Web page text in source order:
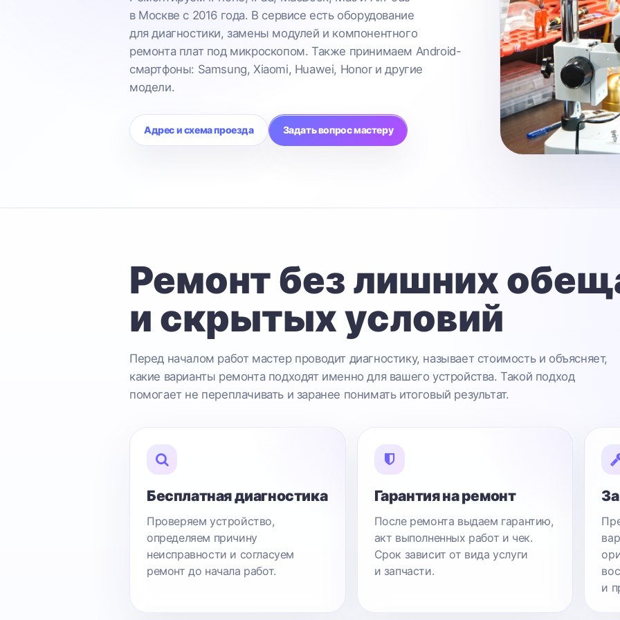
в Москве с 2016 года. В сервисе есть оборудование
для диагностики, замены модулей и компонентного
ремонта плат под микроскопом. Также принимаем Android-
смартфоны: Samsung, Xiaomi, Huawei, Honor и другие
модели.
Адрес и схема проезда Задать вопрос мастеру
Ремонт без лишних
и скрытых условий
Перед началом работ мастер проводит диагностику, называет стоимость и объясняет,
какие варианты ремонта подходят именно для вашего устройства. Такой подход
помогает не переплачивать и заранее понимать итоговый результат.
Бесплатная диагностика
Проверяем устройство,
определяем причину
неисправности и согласуем
ремонт до начала работ.
Гарантия на ремонт
После ремонта выдаем гарантию,
акт выполненных работ и чек.
Срок зависит от вида услуги
и запчасти.
и